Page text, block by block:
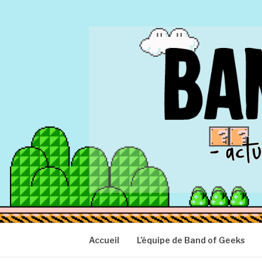
BAND OF
Actu Geek d'hier et d'aujourd'hui
Accueil L’équipe de Band of Geeks